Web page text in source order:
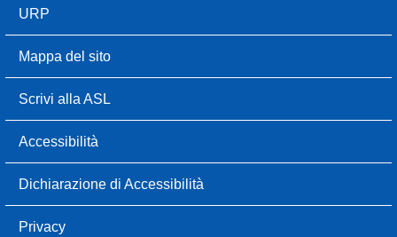
URP
Mappa del sito
Scrivi alla ASL
Accessibilità
Dichiarazione di Accessibilità
Privacy